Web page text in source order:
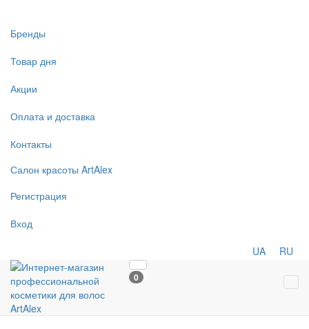
Бренды
Товар дня
Акции
Оплата и доставка
Контакты
Салон красоты ArtAlex
Регистрация
Вход
UA RU
0